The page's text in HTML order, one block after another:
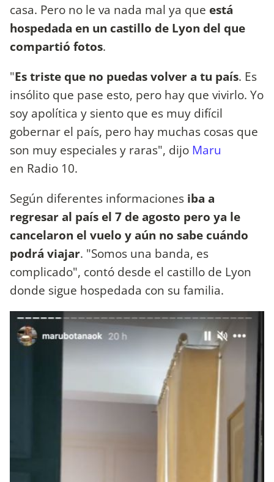
casa. Pero no le va nada mal ya que está
hospedada en un castillo de Lyon del que
compartió fotos.
"Es triste que no puedas volver a tu país. Es
insólito que pase esto, pero hay que vivirlo. Yo
soy apolítica y siento que es muy difícil
gobernar el país, pero hay muchas cosas que
son muy especiales y raras", dijo Maru
en Radio 10.
Según diferentes informaciones iba a
regresar al país el 7 de agosto pero ya le
cancelaron el vuelo y aún no sabe cuándo
podrá viajar. "Somos una banda, es
complicado", contó desde el castillo de Lyon
donde sigue hospedada con su familia.